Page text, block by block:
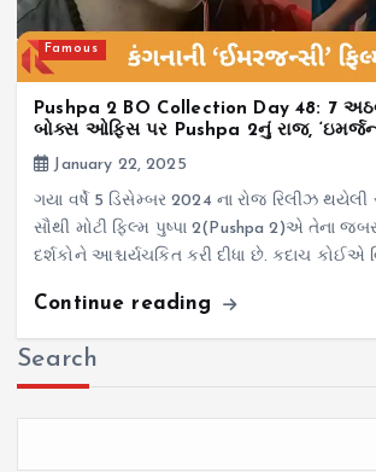
Famous
Pushpa 2 BO Collection Day 48: 7
બોક્સ ઓફિસ પર Pushpa 2નું રાજ,
January 22, 2025
ગયા વર્ષે 5 ડિસેમ્બર 2024 ના રોજ રિલીઝ થયેલી
સૌથી મોટી ફિલ્મ પુષ્પા 2(Pushpa 2)એ તેના
દર્શકોને આશ્ચર્યચકિત કરી દીધા છે. કદાચ કોઈએ
Continue reading
Search